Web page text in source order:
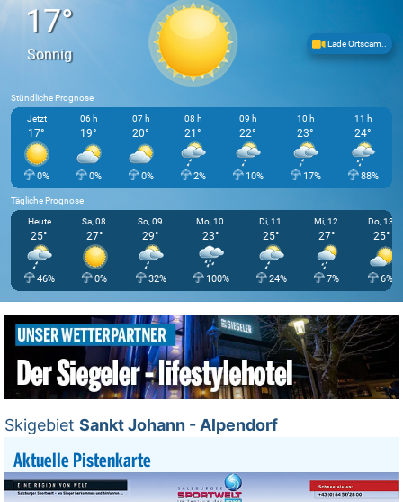
17°
Sonnig
Lade Ortscam..
Stündliche Prognose
Jetzt
17°
0%
06 h
19°
0%
07 h
20°
0%
08 h
21°
2%
09 h
22°
10%
10 h
23°
17%
11 h
24°
88%
Tägliche Prognose
Heute
25°
46%
Sa, 08.
27°
0%
So, 09.
29°
32%
Mo, 10.
23°
100%
Di, 11.
25°
24%
Mi, 12.
27°
7%
Do, 13.
25°
6%
Skigebiet Sankt Johann - Alpendorf
Aktuelle Pistenkarte